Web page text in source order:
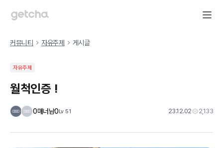
커뮤니티 자유주제 게시글
자유주제
월척인증 !
0매너남0Lv51 23.12.02 2,133